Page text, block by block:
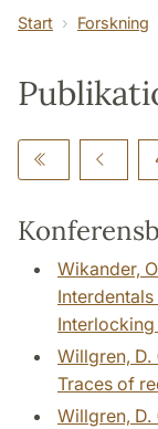
Institutionen
Start Forskning
Wikander,
Willgren, D.
Traces of
Willgren, D.